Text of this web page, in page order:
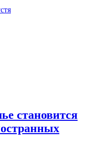
становится